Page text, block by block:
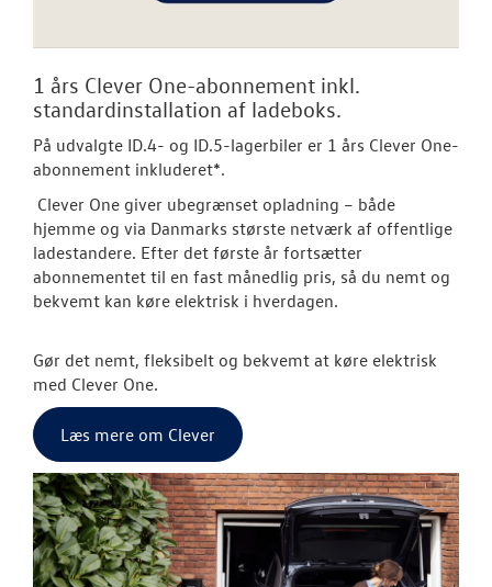
1 års Clever One-abonnement inkl.
standardinstallation af ladeboks.
På udvalgte ID.4- og ID.5-lagerbiler er 1 års Clever One-
abonnement inkluderet*.
Clever One giver ubegrænset opladning – både
hjemme og via Danmarks største netværk af offentlige
ladestandere. Efter det første år fortsætter
abonnementet til en fast månedlig pris, så du nemt og
bekvemt kan køre elektrisk i hverdagen.
Gør det nemt, fleksibelt og bekvemt at køre elektrisk
med Clever One.
Læs mere om Clever